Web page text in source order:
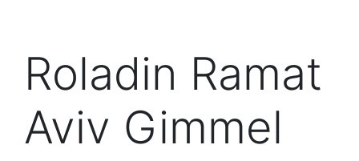
Roladin Ramat
Aviv Gimmel